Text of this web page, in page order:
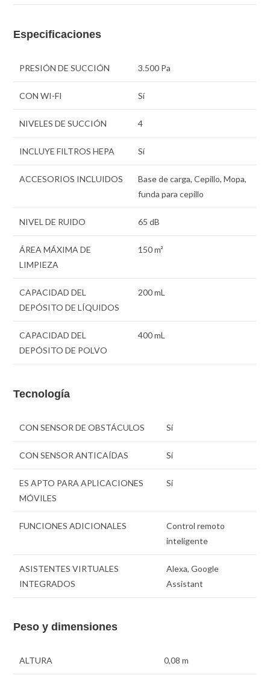
Especificaciones
PRESIÓN DE SUCCIÓN 3.500 Pa
CON WI-FI Sí
NIVELES DE SUCCIÓN 4
INCLUYE FILTROS HEPA Sí
ACCESORIOS INCLUIDOS
Base de carga, Cepillo, Mopa,
funda para cepillo
NIVEL DE RUIDO 65 dB
ÁREA MÁXIMA DE
LIMPIEZA
150 m²
CAPACIDAD DEL
DEPÓSITO DE LÍQUIDOS
200 mL
CAPACIDAD DEL
DEPÓSITO DE POLVO
400 mL
Tecnología
CON SENSOR DE OBSTÁCULOS Sí
CON SENSOR ANTICAÍDAS Sí
ES APTO PARA APLICACIONES
MÓVILES
Sí
FUNCIONES ADICIONALES
Control remoto
inteligente
ASISTENTES VIRTUALES
INTEGRADOS
Alexa, Google
Assistant
Peso y dimensiones
ALTURA 0,08 m